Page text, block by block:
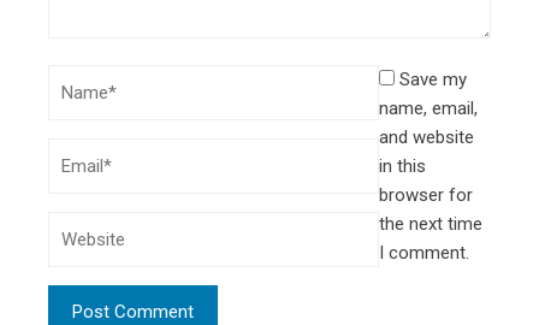
Save my
name, email,
and website
in this
browser for
the next time
I comment.